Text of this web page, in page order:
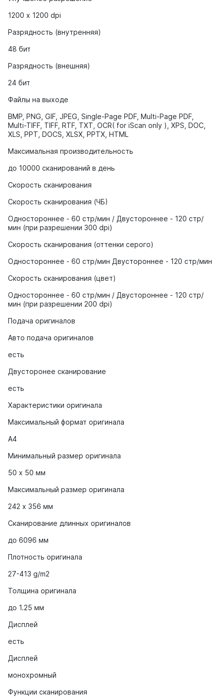
1200 х 1200 dpi
Разрядность (внутренняя)
48 бит
Разрядность (внешняя)
24 бит
Файлы на выходе
BMP, PNG, GIF, JPEG, Single-Page PDF, Multi-Page PDF,
Multi-TIFF, TIFF, RTF, TXT, OCR( for iScan only ), XPS, DOC,
XLS, PPT, DOCS, XLSX, PPTX, HTML
Максимальная производительность
до 10000 сканирований в день
Скорость сканирования
Скорость сканирования (ЧБ)
Одностороннее - 60 стр/мин / Двустороннее - 120 стр/
мин (при разрешении 300 dpi)
Скорость сканирования (оттенки серого)
Одностороннее - 60 стр/мин Двустороннее - 120 стр/мин
Скорость сканирования (цвет)
Одностороннее - 60 стр/мин / Двустороннее - 120 стр/
мин (при разрешении 200 dpi)
Подача оригиналов
Авто подача оригиналов
есть
Двусторонее сканирование
есть
Характеристики оригинала
Максимальный формат оригинала
A4
Минимальный размер оригинала
50 х 50 мм
Максимальный размер оригинала
242 х 356 мм
Сканирование длинных оригиналов
до 6096 мм
Плотность оригинала
27-413 g/m2
Толщина оригинала
до 1.25 мм
Дисплей
есть
Дисплей
монохромный
Функции сканирования